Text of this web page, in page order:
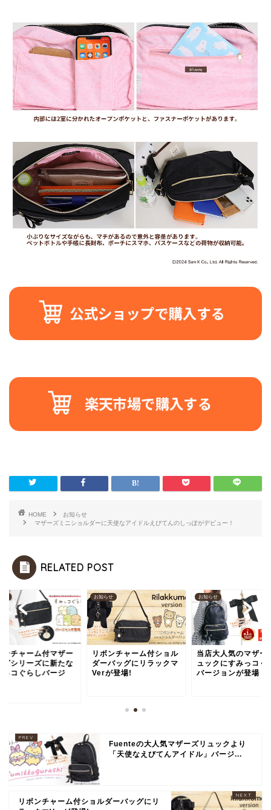
HOME
お知らせ
マザーズミニショルダーに天使なアイドルえびてんのしっぽがデビュー！
RELATED POST
ンチャーム付マザー
グシリーズに新たな
っコぐらしバージ
お知らせ
リボンチャーム付ショル
ダーバッグにリラックマ
Verが登場!
お知らせ
当店大人気のマザー
ュックにすみっコぐ
バージョンが登場
Fuenteの大人気マザーズリュックより
「天使なえびてんアイドル」バージ...
リボンチャーム付ショルダーバッグにリ